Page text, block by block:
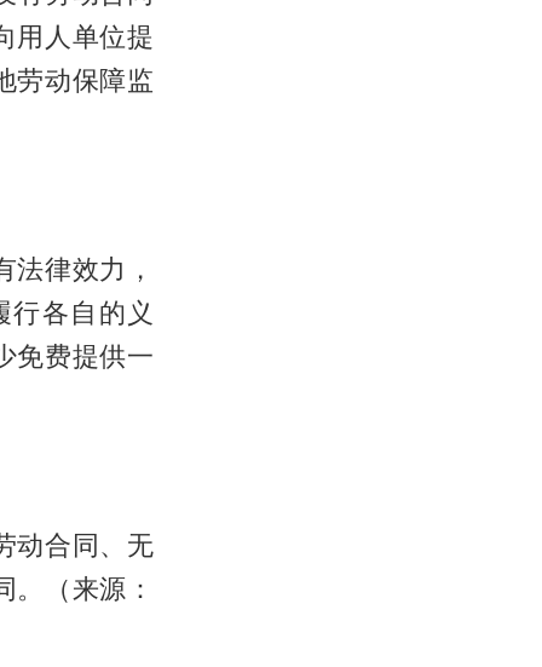
用人单位提
劳动保障监
律效力，
各自的义
免费提供一
动合同、无
（来源：